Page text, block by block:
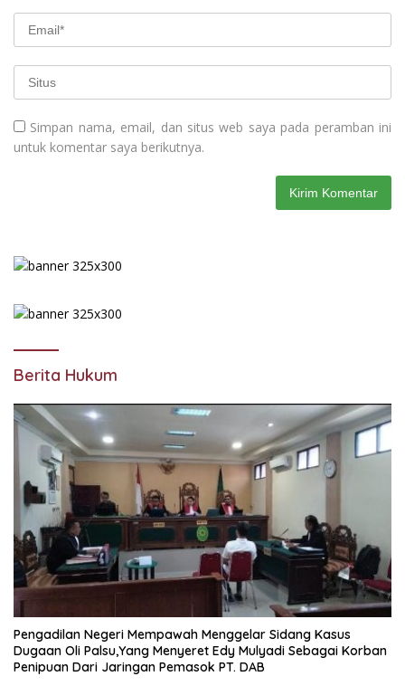
Simpan nama, email, dan situs web saya pada peramban ini
untuk komentar saya berikutnya.
Berita Hukum
Pengadilan Negeri Mempawah Menggelar Sidang Kasus
Dugaan Oli Palsu,Yang Menyeret Edy Mulyadi Sebagai Korban
Penipuan Dari Jaringan Pemasok PT. DAB